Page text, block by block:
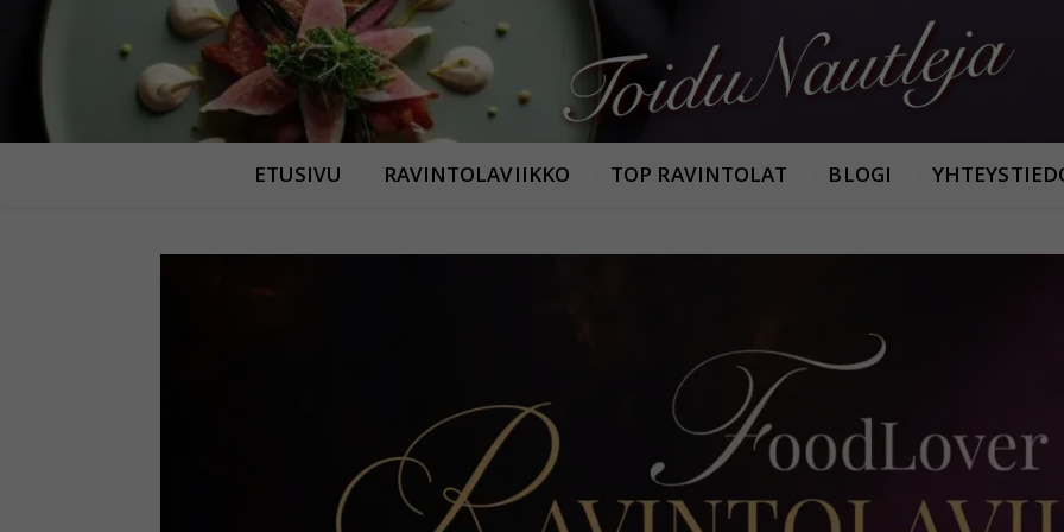
ETUSIVU RAVINTOLAVIIKKO TOP RAVINTOLAT BLOGI